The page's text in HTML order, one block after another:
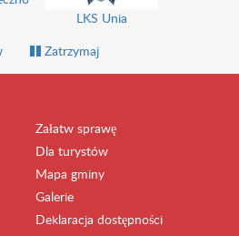
LKS Unia
Zatrzymaj
Załatw sprawę
Dla turystów
Mapa gminy
Galerie
Deklaracja dostępności